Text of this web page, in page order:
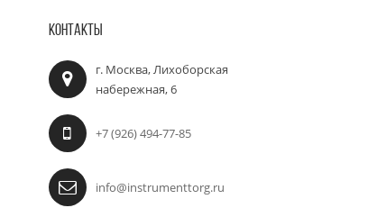
КОНТАКТЫ
г. Москва, Лихоборская
набережная, 6
+7 (926) 494-77-85
info@instrumenttorg.ru